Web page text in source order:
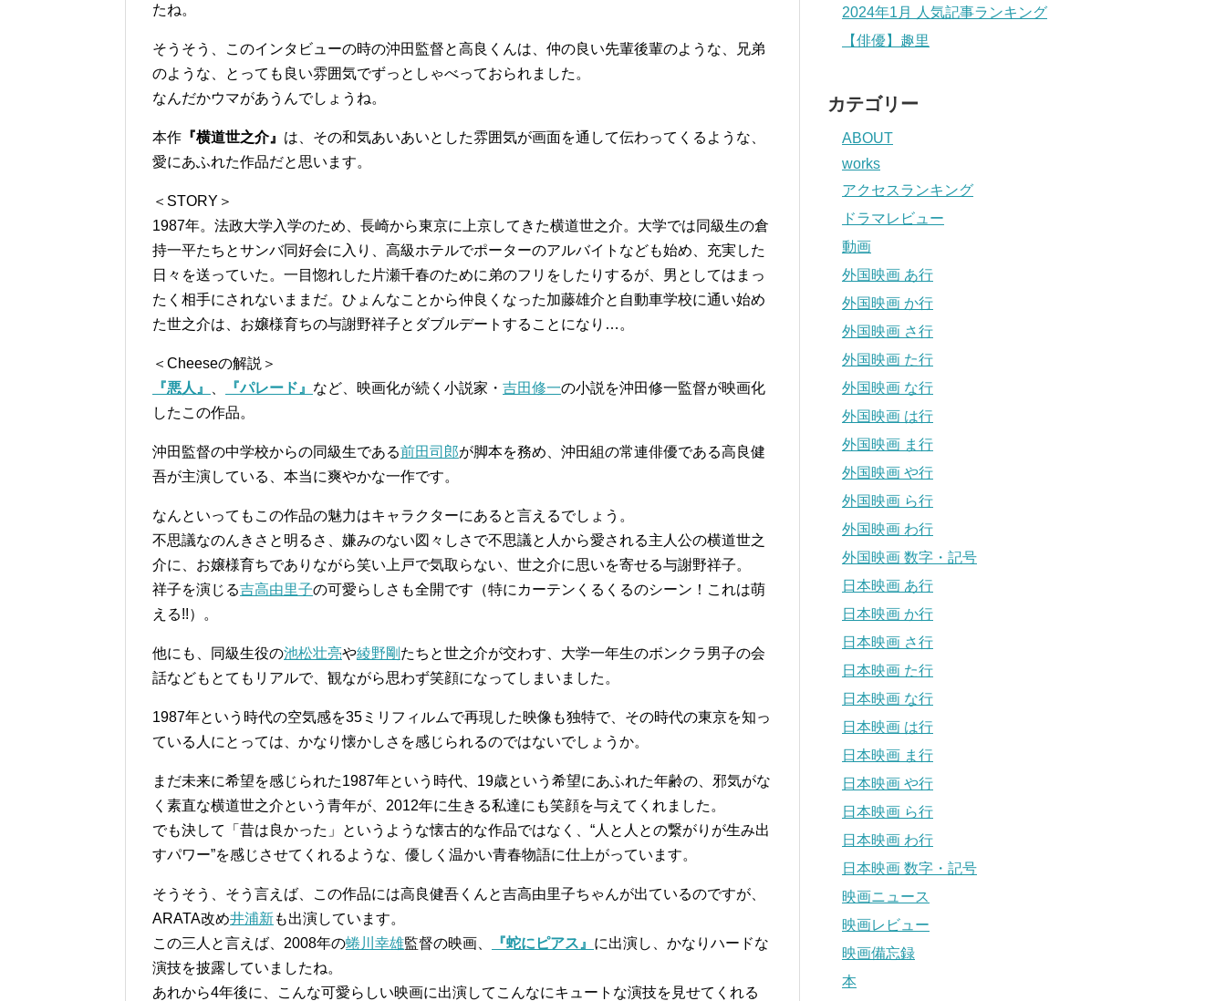
たね。
そうそう、このインタビューの時の沖田監督と高良くんは、仲の良い先輩後輩のような、兄弟
のような、とっても良い雰囲気でずっとしゃべっておられました。
なんだかウマがあうんでしょうね。
本作 『横道世之介』 は、その和気あいあいとした雰囲気が画面を通して伝わってくるような、
愛にあふれた作品だと思います。
＜STORY＞
1987年。法政大学入学のため、長崎から東京に上京してきた横道世之介。大学では同級生の倉
持一平たちとサンバ同好会に入り、高級ホテルでポーターのアルバイトなども始め、充実した
日々を送っていた。一目惚れした片瀬千春のために弟のフリをしたりするが、男としてはまっ
たく相手にされないままだ。ひょんなことから仲良くなった加藤雄介と自動車学校に通い始め
た世之介は、お嬢様育ちの与謝野祥子とダブルデートすることになり…。
＜Cheeseの解説＞
『悪人』
『パレード』 など、映画化が続く小説家・ 吉田修一の小説を沖田修一監督が映画化
したこの作品。
沖田監督の中学校からの同級生である前田司郎が脚本を務め、沖田組の常連俳優である高良健
吾が主演している、本当に爽やかな一作です。
なんといってもこの作品の魅力はキャラクターにあると言えるでしょう。
不思議なのんきさと明るさ、嫌みのない図々しさで不思議と人から愛される主人公の横道世之
介に、お嬢様育ちでありながら笑い上戸で気取らない、世之介に思いを寄せる与謝野祥子。
祥子を演じる吉高由里子の可愛らしさも全開です（特にカーテンくるくるのシーン！これは萌
える!!）。
他にも、同級生役の池松壮亮や綾野剛 たちと世之介が交わす、大学一年生のボンクラ男子の会
話などもとてもリアルで、観ながら思わず笑顔になってしまいました。
1987年という時代の空気感を35ミリフィルムで再現した映像も独特で、その時代の東京を知っ
ている人にとっては、かなり懐かしさを感じられるのではないでしょうか。
まだ未来に希望を感じられた1987年という時代、19歳という希望にあふれた年齢の、邪気がな
く素直な横道世之介という青年が、2012年に生きる私達にも笑顔を与えてくれました。
でも決して「昔は良かった」というような懐古的な作品ではなく、“人と人との繋がりが生み出
すパワー”を感じさせてくれるような、優しく温かい青春物語に仕上がっています。
そうそう、そう言えば、この作品には高良健吾くんと吉高由里子ちゃんが出ているのですが、
ARATA改め井浦新も出演しています。
この三人と言えば、2008年の蜷川幸雄監督の映画、 『蛇にピアス』 に出演し、かなりハードな
演技を披露していましたね。
あれから4年後に、こんな可愛らしい映画に出演してこんなにキュートな演技を見せてくれる
2024年1月 人気記事ランキング
【俳優】趣里
カテゴリー
ABOUT
works
アクセスランキング
ドラマレビュー
動画
外国映画 あ行
外国映画 か行
外国映画 さ行
外国映画 た行
外国映画 な行
外国映画 は行
外国映画 ま行
外国映画 や行
外国映画 ら行
外国映画 わ行
外国映画 数字・記号
日本映画 あ行
日本映画 か行
日本映画 さ行
日本映画 た行
日本映画 な行
日本映画 は行
日本映画 ま行
日本映画 や行
日本映画 ら行
日本映画 わ行
日本映画 数字・記号
映画ニュース
映画レビュー
映画備忘録
本